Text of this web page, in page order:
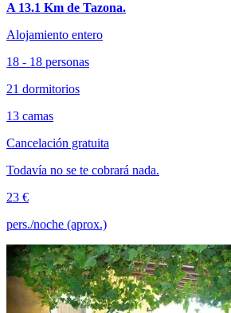
A 13.1 Km de Tazona.
Alojamiento entero
18 - 18 personas
21 dormitorios
13 camas
Cancelación gratuita
Todavía no se te cobrará nada.
23 €
pers./noche (aprox.)